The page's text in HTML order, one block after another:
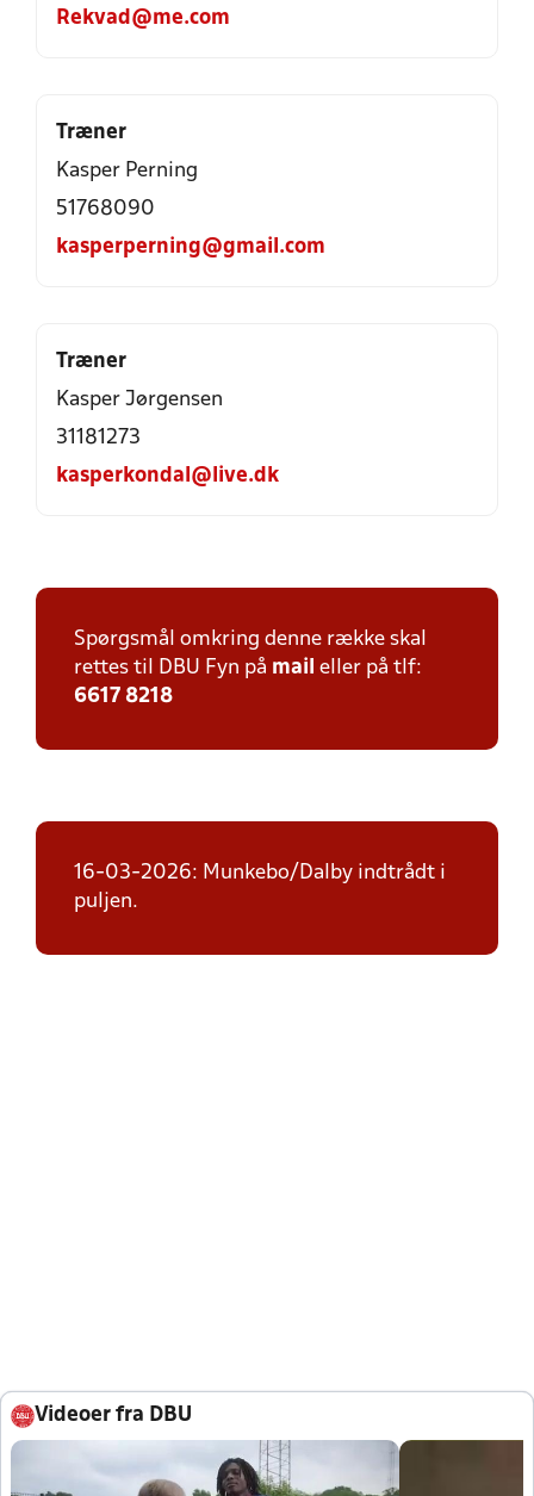
Rekvad@me.com
Træner
Kasper Perning
51768090
kasperperning@gmail.com
Træner
Kasper Jørgensen
31181273
kasperkondal@live.dk
Spørgsmål omkring denne række skal
rettes til DBU Fyn på mail eller på tlf:
6617 8218
16-03-2026: Munkebo/Dalby indtrådt i
puljen.
Videoer fra DBU